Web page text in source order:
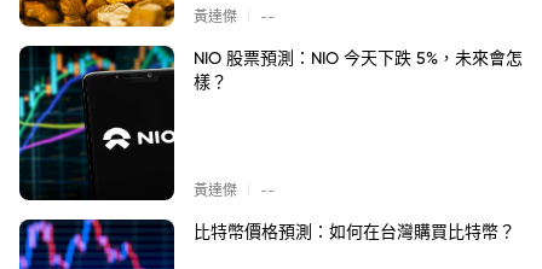
黃達傑 --
NIO 股票預測：NIO 今天下跌 5%，未來會怎
樣？
黃達傑 --
比特幣價格預測：如何在台灣購買比特幣？